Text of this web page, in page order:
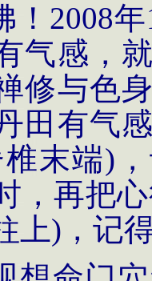
！ 2008年
气感，
修与色
田有气
末端)
，再把
上) ，记